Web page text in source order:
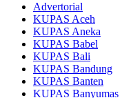
Advertorial
KUPAS Aceh
KUPAS Aneka
KUPAS Babel
KUPAS Bali
KUPAS Bandung
KUPAS Banten
KUPAS Banyumas